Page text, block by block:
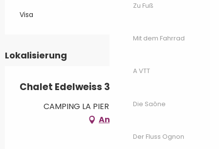
Zu Fuß
Mit dem Fahrrad
A VTT
Die Saône
Der Fluss Ognon
Visa
Lokalisierung
Chalet Edelweiss 35
CAMPING LA PIERRE, 70270 Mélisey
Anfahrt